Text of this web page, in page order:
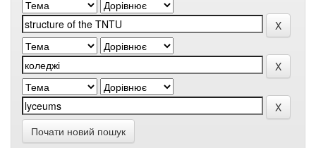
Почати новий пошук